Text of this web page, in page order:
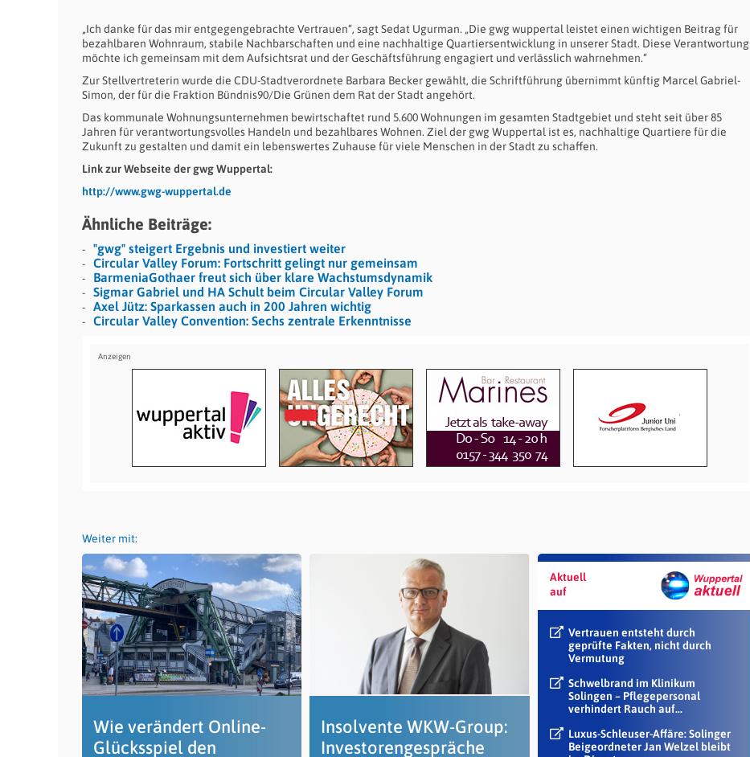
„Ich danke für das mir entgegengebrachte Vertrauen“, sagt Sedat Ugurman. „Die gwg wuppertal leistet einen wichtigen Beitrag für
bezahlbaren Wohnraum, stabile Nachbarschaften und eine nachhaltige Quartiersentwicklung in unserer Stadt. Diese Verantwortung
möchte ich gemeinsam mit dem Aufsichtsrat und der Geschäftsführung engagiert und verlässlich wahrnehmen.“
Zur Stellvertreterin wurde die CDU-Stadtverordnete Barbara Becker gewählt, die Schriftführung übernimmt künftig Marcel Gabriel-
Simon, der für die Fraktion Bündnis90/Die Grünen dem Rat der Stadt angehört.
Das kommunale Wohnungsunternehmen bewirtschaftet rund 5.600 Wohnungen im gesamten Stadtgebiet und steht seit über 85
Jahren für verantwortungsvolles Handeln und bezahlbares Wohnen. Ziel der gwg Wuppertal ist es, nachhaltige Quartiere für die
Zukunft zu gestalten und damit ein lebenswertes Zuhause für viele Menschen in der Stadt zu schaffen.
Link zur Webseite der gwg Wuppertal:
http://www.gwg-wuppertal.de
Ähnliche Beiträge:
"gwg" steigert Ergebnis und investiert weiter
Circular Valley Forum: Fortschritt gelingt nur gemeinsam
BarmeniaGothaer freut sich über klare Wachstumsdynamik
Sigmar Gabriel und HA Schult beim Circular Valley Forum
Axel Jütz: Sparkassen auch in 200 Jahren wichtig
Circular Valley Convention: Sechs zentrale Erkenntnisse
Weiter mit:
Wie verändert Online-
Glücksspiel den
Insolvente WKW-Group:
Investorengespräche
Aktuell
auf
Vertrauen entsteht durch
geprüfte Fakten, nicht durch
Vermutung
Schwelbrand im Klinikum
Solingen – Pflegepersonal
verhindert Rauch auf...
Luxus-Schleuser-Affäre: Solinger
Beigeordneter Jan Welzel bleibt